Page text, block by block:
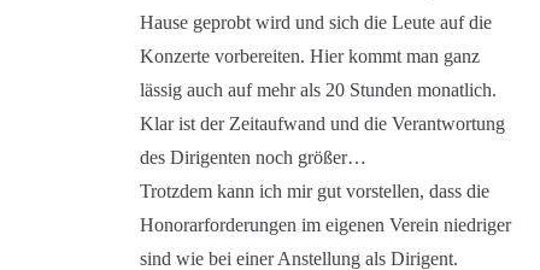
Hause geprobt wird und sich die Leute auf die
Konzerte vorbereiten. Hier kommt man ganz
lässig auch auf mehr als 20 Stunden monatlich.
Klar ist der Zeitaufwand und die Verantwortung
des Dirigenten noch größer…
Trotzdem kann ich mir gut vorstellen, dass die
Honorarforderungen im eigenen Verein niedriger
sind wie bei einer Anstellung als Dirigent.